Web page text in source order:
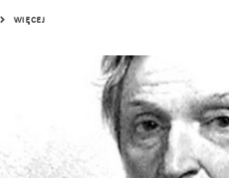
WIĘCEJ